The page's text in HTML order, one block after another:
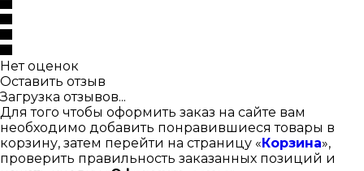
Нет оценок
Оставить отзыв
Загрузка отзывов...
Для того чтобы оформить заказ на сайте вам
необходимо добавить понравившиеся товары в
корзину, затем перейти на страницу «Корзина»,
проверить правильность заказанных позиций и